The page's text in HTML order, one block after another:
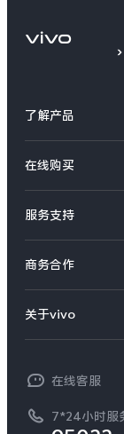
了解产品
S系列
Y系列
iQOO手机
T系列
NEX系列
在线购买
选购手机
选购配件
订单查询
服务支持
服务网点
查找手机
商务合作
开放平台
vivo 企业业务
廉正合规
关于vivo
工作机会
新闻资讯
在线客服
7*24小时服